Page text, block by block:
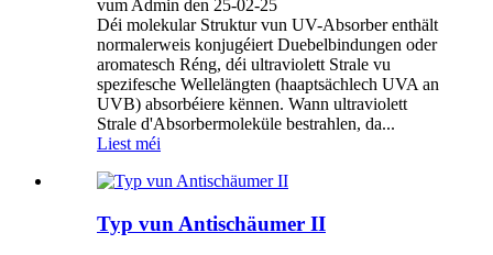
vum Admin den 25-02-25
Déi molekular Struktur vun UV-Absorber enthält
normalerweis konjugéiert Duebelbindungen oder
aromatesch Réng, déi ultraviolett Strale vu
spezifesche Wellelängten (haaptsächlech UVA an
UVB) absorbéiere kënnen. Wann ultraviolett
Strale d'Absorbermoleküle bestrahlen, da...
Liest méi
Typ vun Antischäumer II